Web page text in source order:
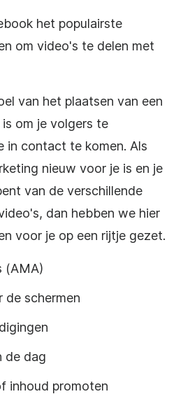
het populairste
om video's te delen met
van het plaatsen van een
om je volgers te
in contact te komen. Als
nieuw voor je is en je
van de verschillende
dan hebben we hier
voor je op een rijtje gezet.
(AMA)
de schermen
de dag
inhoud promoten